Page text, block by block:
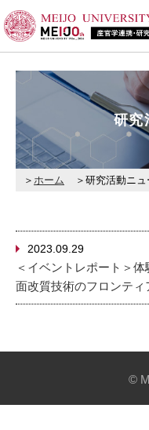
研究
ホーム 研究活動ニュ
2023.09.29
＜イベントレポート＞
面改質技術のフロンティ
©